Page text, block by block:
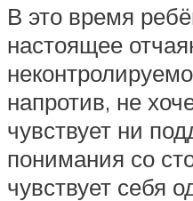
В это время
настоящее
напротив, не
чувствует ни
понимания со
чувствует себя